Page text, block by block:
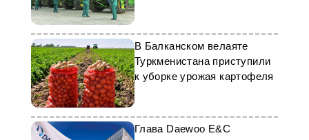
сельхозтехники
В Балканском велаяте
Туркменистана приступили
к уборке урожая картофеля
Глава Daewoo E&C